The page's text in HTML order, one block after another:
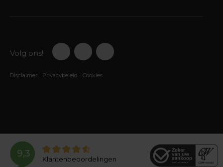
Volg ons!
Disclaimer Privacybeleid Cookies
9,3
Klantenbeoordelingen